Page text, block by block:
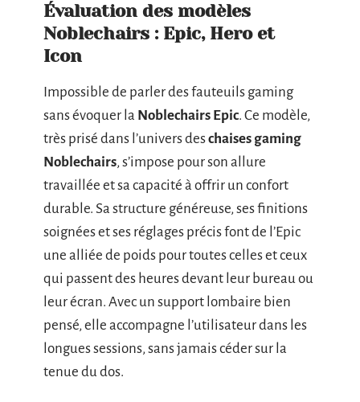
Évaluation des modèles
Noblechairs : Epic, Hero et
Icon
Impossible de parler des fauteuils gaming
sans évoquer la Noblechairs Epic. Ce modèle,
très prisé dans l’univers deschaises gaming
Noblechairs, s’impose pour son allure
travaillée et sa capacité à offrir un confort
durable. Sa structure généreuse, ses finitions
soignées et ses réglages précis font de l’Epic
une alliée de poids pour toutes celles et ceux
qui passent des heures devant leur bureau ou
leur écran. Avec un support lombaire bien
pensé, elle accompagne l’utilisateur dans les
longues sessions, sans jamais céder sur la
tenue du dos.